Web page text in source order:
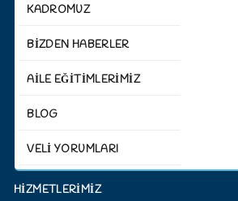
KADROMUZ
BİZDEN HABERLER
AİLE EĞİTİMLERİMİZ
BLOG
VELİ YORUMLARI
HİZMETLERİMİZ